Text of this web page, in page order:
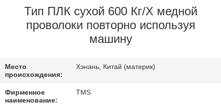
НАША
КОНТРОЛЬ
КАЧЕСТВА
Тип ПЛК сухой 600 Кг/Х медной
проволоки повторно используя
машину
Место
происхождения:
Хэнань, Китай (материк)
Фирменное
наименование:
TMS